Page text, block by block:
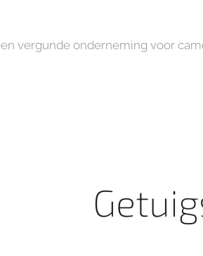
vergunde onderneming voor